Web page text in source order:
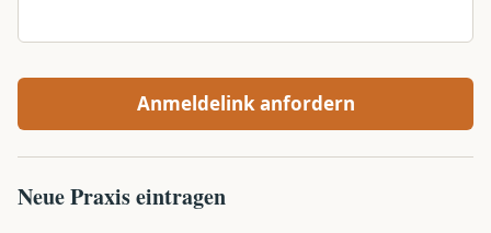
Anmeldelink anfordern
Neue Praxis eintragen